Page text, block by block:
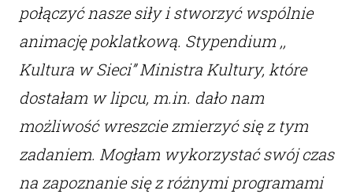
połączyć nasze siły i stworzyć wspólnie
animację poklatkową. Stypendium ,,
Kultura w Sieci” Ministra Kultury, które
dostałam w lipcu, m.in. dało nam
możliwość wreszcie zmierzyć się z tym
zadaniem. Mogłam wykorzystać swój czas
na zapoznanie się z różnymi programami